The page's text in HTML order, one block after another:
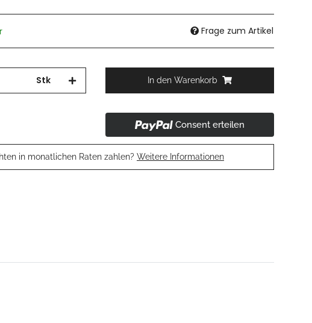
Frage zum Artikel
Stk In den Warenkorb
Consent erteilen
in monatlichen Raten zahlen? Weitere Informationen